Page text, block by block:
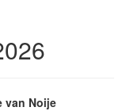
van Noije